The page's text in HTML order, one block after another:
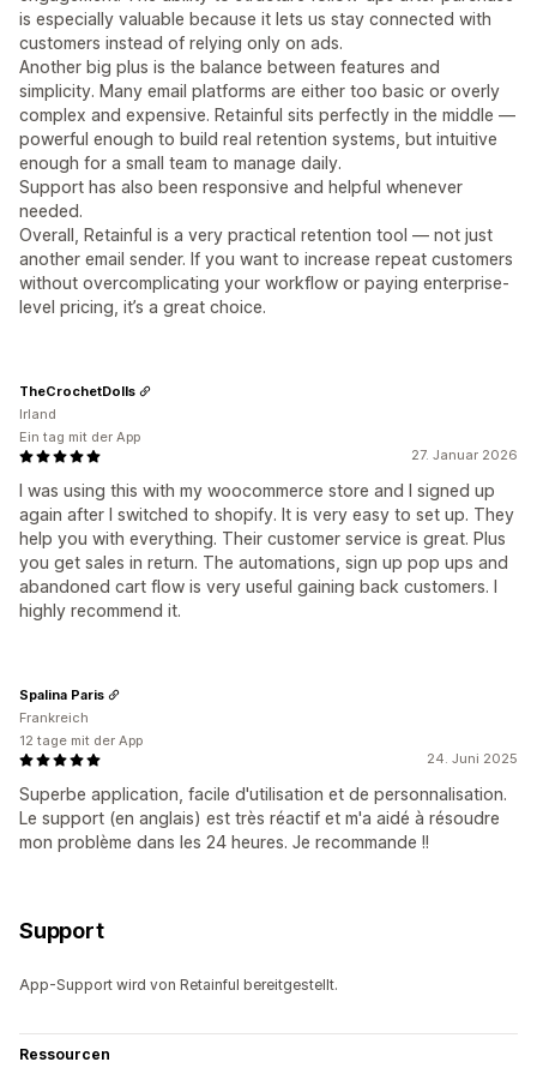
is especially valuable because it lets us stay connected with
customers instead of relying only on ads.
Another big plus is the balance between features and
simplicity. Many email platforms are either too basic or overly
complex and expensive. Retainful sits perfectly in the middle —
powerful enough to build real retention systems, but intuitive
enough for a small team to manage daily.
Support has also been responsive and helpful whenever
needed.
Overall, Retainful is a very practical retention tool — not just
another email sender. If you want to increase repeat customers
without overcomplicating your workflow or paying enterprise-
level pricing, it’s a great choice.
27. Januar 2026
I was using this with my woocommerce store and I signed up
again after I switched to shopify. It is very easy to set up. They
help you with everything. Their customer service is great. Plus
you get sales in return. The automations, sign up pop ups and
abandoned cart flow is very useful gaining back customers. I
highly recommend it.
TheCrochetDolls
Irland
Ein tag mit der App
24. Juni 2025
Superbe application, facile d'utilisation et de personnalisation.
Le support (en anglais) est très réactif et m'a aidé à résoudre
mon problème dans les 24 heures. Je recommande !!
Spalina Paris
Frankreich
12 tage mit der App
Support
App-Support wird von Retainful bereitgestellt.
Ressourcen